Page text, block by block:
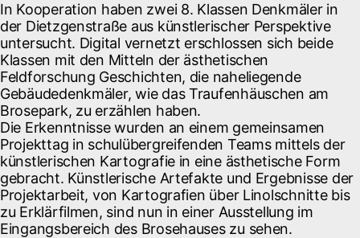
In Kooperation haben zwei 8. Klassen Denkmäler in
der Dietzgenstraße aus künstlerischer Perspektive
untersucht. Digital vernetzt erschlossen sich beide
Klassen mit den Mitteln der ästhetischen
Feldforschung Geschichten, die naheliegende
Gebäudedenkmäler, wie das Traufenhäuschen am
Brosepark, zu erzählen haben.
Die Erkenntnisse wurden an einem gemeinsamen
Projekttag in schulübergreifenden Teams mittels der
künstlerischen Kartografie in eine ästhetische Form
gebracht. Künstlerische Artefakte und Ergebnisse der
Projektarbeit, von Kartografien über Linolschnitte bis
zu Erklärfilmen, sind nun in einer Ausstellung im
Eingangsbereich des Brosehauses zu sehen.